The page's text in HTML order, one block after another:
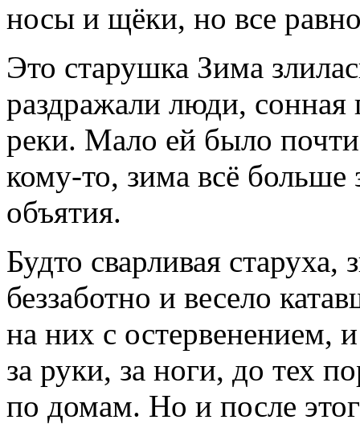
носы и щёки, но все
Это старушка Зима
раздражали люди,
реки. Мало ей было
кому-то, зима всё больше
объятия.
Будто сварливая старуха,
беззаботно и весело
на них c остервенением,
за руки, за ноги, до тех
по домам. Но и после